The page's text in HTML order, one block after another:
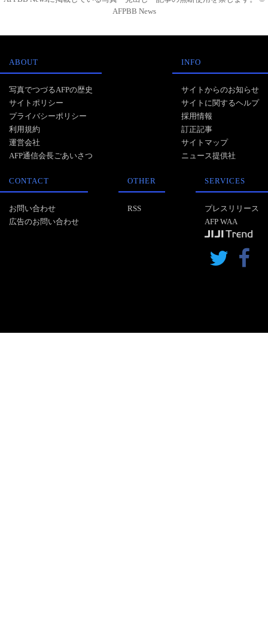
AFPBB News
ABOUT
写真でつづるAFPの歴史
サイトポリシー
プライバシーポリシー
利用規約
運営会社
AFP通信会長ごあいさつ
INFO
サイトからのお知らせ
サイトに関するヘルプ
採用情報
訂正記事
サイトマップ
ニュース提供社
CONTACT
お問い合わせ
広告のお問い合わせ
OTHER
RSS
SERVICES
プレスリリース
AFP WAA